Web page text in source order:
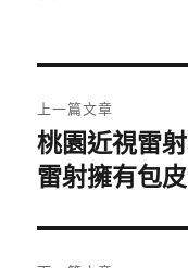
章
導
覽
上一篇文章
上
一
文
章:
桃園近視雷
雷射擁有包